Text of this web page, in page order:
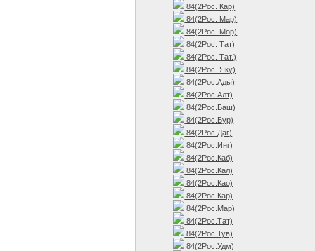
84(2Рос. Кар)
84(2Рос. Мар)
84(2Рос. Мор)
84(2Рос. Тат)
84(2Рос. Тат.)
84(2Рос. Яку)
84(2Рос.Ады)
84(2Рос.Алт)
84(2Рос.Баш)
84(2Рос.Бур)
84(2Рос.Даг)
84(2Рос.Инг)
84(2Рос.Каб)
84(2Рос.Кал)
84(2Рос.Као)
84(2Рос.Кар)
84(2Рос.Мар)
84(2Рос.Тат)
84(2Рос.Тув)
84(2Рос.Удм)